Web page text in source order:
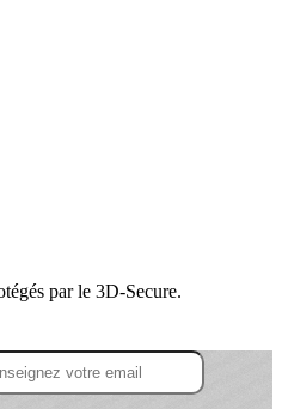
par le 3D-Secure.